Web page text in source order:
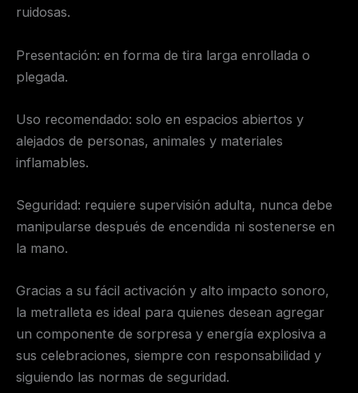
ruidosas.
Presentación: en forma de tira larga enrollada o
plegada.
Uso recomendado: solo en espacios abiertos y
alejados de personas, animales y materiales
inflamables.
Seguridad: requiere supervisión adulta, nunca debe
manipularse después de encendida ni sostenerse en
la mano.
Gracias a su fácil activación y alto impacto sonoro,
la metralleta es ideal para quienes desean agregar
un componente de sorpresa y energía explosiva a
sus celebraciones, siempre con responsabilidad y
siguiendo las normas de seguridad.